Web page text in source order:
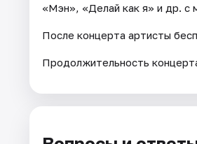
«Мэн», «Делай как я» и др. с
После концерта артисты
Продолжительность